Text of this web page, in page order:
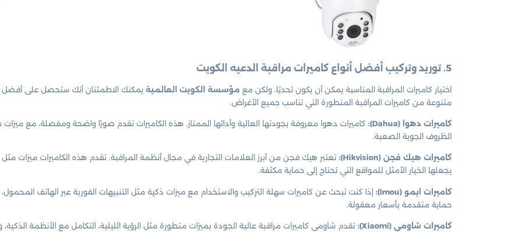
5. توريد وتركيب أفضل أنواع كاميرات مراقبة الدعيه الكويت
اختيار كاميرات المراقبة المناسبة يمكن أن يكون تحديًا، ولكن مع مؤسسة الكويت العالمية يمكنك الاطمئنان أنك ستحصل على أفضل
متنوعة من كاميرات المراقبة المتطورة التي تناسب جميع الأغراض.
كاميرات دهوا (Dahua):
كاميرات دهوا معروفة بجودتها العالية وأدائها الممتاز. هذه الكاميرات تقدم صورًا واضحة ومفصلة، مع
الظروف الجوية الصعبة.
كاميرات هيك فجن (Hikvision):
تعتبر هيك فجن من أبرز العلامات التجارية في مجال أنظمة المراقبة. تقدم هذه الكاميرات ميزات مثل
يجعلها الخيار الأمثل للمواقع التي تحتاج إلى حماية مكثفة.
كاميرات ايمو (Imou):
إذا كنت تبحث عن كاميرات سهلة التركيب والاستخدام مع ميزات ذكية مثل التنبيهات الفورية عبر الهاتف
حماية متقدمة بأسعار معقولة.
كاميرات شاومي (Xiaomi): تقدم شاومي كاميرات مراقبة عالية الجودة بميزات متطورة مثل الرؤية الليلية، التكامل مع الأنظمة